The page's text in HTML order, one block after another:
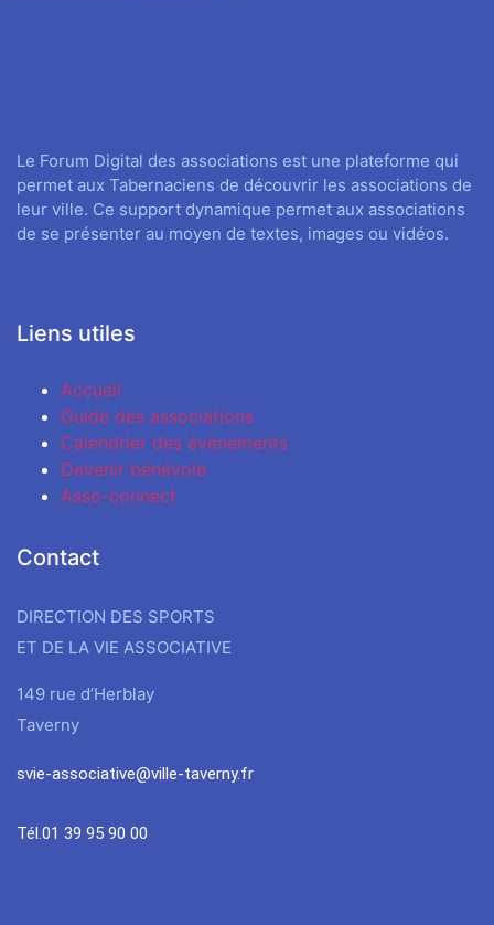
Le Forum Digital des associations est une plateforme qui
permet aux Tabernaciens de découvrir les associations de
leur ville. Ce support dynamique permet aux associations
de se présenter au moyen de textes, images ou vidéos.
Liens utiles
Accueil
Guide des associations
Calendrier des évènements
Devenir bénévole
Asso-connect
Contact
DIRECTION DES SPORTS
ET DE LA VIE ASSOCIATIVE
149 rue d’Herblay
Taverny
svie-associative@ville-taverny.fr
Tél.01 39 95 90 00